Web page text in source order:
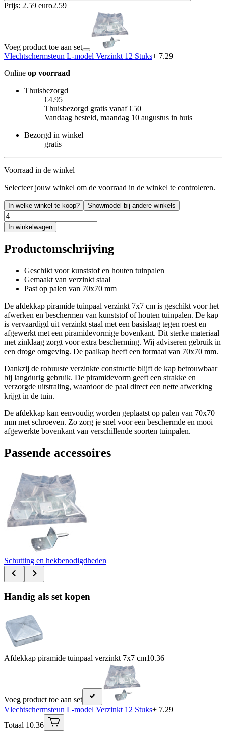
Prijs: 2.59 euro2.59
Voeg product toe aan set
Vlechtschermsteun L-model Verzinkt 12 Stuks+ 7.29
Online op voorraad
Thuisbezorgd
€4.95
Thuisbezorgd gratis vanaf €50
Vandaag besteld, maandag 10 augustus in huis
Bezorgd in winkel
gratis
Voorraad in de winkel
Selecteer jouw winkel om de voorraad in de winkel te controleren.
In welke winkel te koop? Showmodel bij andere winkels
In winkelwagen
Productomschrijving
Geschikt voor kunststof en houten tuinpalen
Gemaakt van verzinkt staal
Past op palen van 70x70 mm
De afdekkap piramide tuinpaal verzinkt 7x7 cm is geschikt voor het
afwerken en beschermen van kunststof of houten tuinpalen. De kap
is vervaardigd uit verzinkt staal met een basislaag tegen roest en
afgewerkt met een piramidevormige bovenkant. Dit sterke materiaal
met zinklaag zorgt voor extra bescherming. Wij adviseren gebruik in
een droge omgeving. De paalkap heeft een formaat van 70x70 mm.
Dankzij de robuuste verzinkte constructie blijft de kap betrouwbaar
bij langdurig gebruik. De piramidevorm geeft een strakke en
verzorgde uitstraling, waardoor de paal direct een nette afwerking
krijgt in de tuin.
De afdekkap kan eenvoudig worden geplaatst op palen van 70x70
mm met schroeven. Zo zorg je snel voor een beschermde en mooi
afgewerkte bovenkant van verschillende soorten tuinpalen.
Passende accessoires
Schutting en hekbenodigdheden
Handig als set kopen
Afdekkap piramide tuinpaal verzinkt 7x7 cm10.36
Voeg product toe aan set
Vlechtschermsteun L-model Verzinkt 12 Stuks+ 7.29
Totaal 10.36